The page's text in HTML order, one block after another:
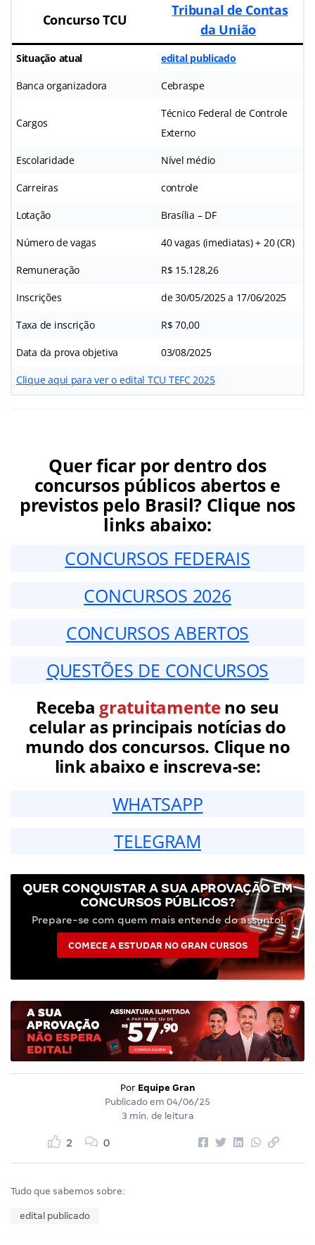
Concurso TCU
Tribunal de Contas
da União
Situação atual edital publicado
Banca organizadora Cebraspe
Cargos
Técnico Federal de Controle
Externo
Escolaridade Nível médio
Carreiras controle
Lotação Brasília – DF
Número de vagas 40 vagas (imediatas) + 20 (CR)
Remuneração R$ 15.128,26
Inscrições de 30/05/2025 a 17/06/2025
Taxa de inscrição R$ 70,00
Data da prova objetiva 03/08/2025
Clique aqui para ver o edital TCU TEFC 2025
Quer ficar por dentro dos
concursos públicos abertos e
previstos pelo Brasil? Clique nos
links abaixo:
CONCURSOS FEDERAIS
CONCURSOS 2026
CONCURSOS ABERTOS
QUESTÕES DE CONCURSOS
Receba gratuitamenteno seu
celular as principais notícias do
mundo dos concursos. Clique no
link abaixo e inscreva-se:
WHATSAPP
TELEGRAM
QUER CONQUISTAR A SUA APROVAÇÃO EM
CONCURSOS PÚBLICOS?
Prepare-se com quem mais entende do assunto!
COMECE A ESTUDAR NO GRAN CURSOS
Por Equipe Gran
Publicado em 04/06/25
3 min. de leitura
2 0
Tudo que sabemos sobre:
edital publicado